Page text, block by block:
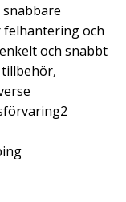
och
och snabbt